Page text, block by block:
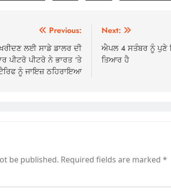
Previous:
ਲਈ ਸਾਡੇ ਡਾਲਰ ਦੀ
ਪੀਟਰੋ ਪੀਟਰੋ ਨੇ ਭਾਰਤ ‘ਤੇ
ਨੂੰ ਜਾਇਜ਼ ਠਹਿਰਾਇਆ
Next:
ਐਪਲ 4 ਸਤੰਬਰ ਨੂੰ ਪੁਣੇ
ਤਿਆਰ ਹੈ
be published. Required fields are marked *